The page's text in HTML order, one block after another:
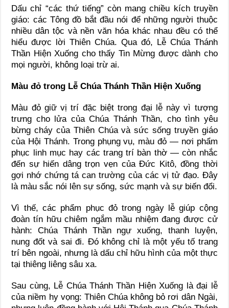
Dấu chỉ “các thứ tiếng” còn mang chiều kích truyền
giáo: các Tông đồ bắt đầu nói để những người thuộc
nhiều dân tộc và nền văn hóa khác nhau đều có thể
hiểu được lời Thiên Chúa. Qua đó, Lễ Chúa Thánh
Thần Hiện Xuống cho thấy Tin Mừng được dành cho
mọi người, không loại trừ ai.
Màu đỏ trong Lễ Chúa Thánh Thần Hiện Xuống
Màu đỏ giữ vị trí đặc biệt trong đại lễ này vì tượng
trưng cho lửa của Chúa Thánh Thần, cho tình yêu
bừng cháy của Thiên Chúa và sức sống truyền giáo
của Hội Thánh. Trong phụng vụ, màu đỏ — nơi phẩm
phục linh mục hay các trang trí bàn thờ — còn nhắc
đến sự hiến dâng trọn vẹn của Đức Kitô, đồng thời
gợi nhớ chứng tá can trường của các vị tử đạo. Đây
là màu sắc nói lên sự sống, sức mạnh và sự biến đổi.
Vì thế, các phẩm phục đỏ trong ngày lễ giúp cộng
đoàn tín hữu chiêm ngắm mầu nhiệm đang được cử
hành: Chúa Thánh Thần ngự xuống, thanh luyện,
nung đốt và sai đi. Đó không chỉ là một yếu tố trang
trí bên ngoài, nhưng là dấu chỉ hữu hình của một thực
tại thiêng liêng sâu xa.
Sau cùng, Lễ Chúa Thánh Thần Hiện Xuống là đại lễ
của niềm hy vọng: Thiên Chúa không bỏ rơi dân Ngài,